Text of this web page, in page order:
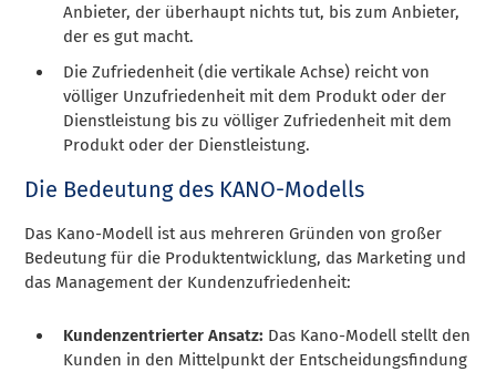
Anbieter, der überhaupt nichts tut, bis zum Anbieter,
der es gut macht.
Die Zufriedenheit (die vertikale Achse) reicht von
völliger Unzufriedenheit mit dem Produkt oder der
Dienstleistung bis zu völliger Zufriedenheit mit dem
Produkt oder der Dienstleistung.
Die Bedeutung des KANO-Modells
Das Kano-Modell ist aus mehreren Gründen von großer
Bedeutung für die Produktentwicklung, das Marketing und
das Management der Kundenzufriedenheit:
Kundenzentrierter Ansatz: Das Kano-Modell stellt den
Kunden in den Mittelpunkt der Entscheidungsfindung